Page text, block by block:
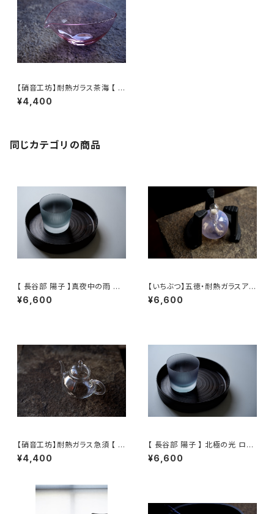
【硝音工坊】耐熱ガラス茶海 【 S
hione Studio】Heatproof T
ea Server
¥4,400
同じカテゴリの商品
【 長谷部 陽子 】真夜中の雨 ロ
ックグラス / 【 Yoko Hasebe
】Whisky Tumbler
¥6,600
【いちぶつ】五徳・耐熱ガラスアル
コールランプ 一式 /【 ichibutu
】Trivet & Heat-resistant Gl
¥6,600
【硝音工坊】耐熱ガラス急須 【 S
hione Studio】Borosilicate
glass teapot
¥4,400
【 長谷部 陽子 】 北極の光 ロッ
クグラス / 【 Yoko Hasebe 】
Whisky Tumbler
¥6,600